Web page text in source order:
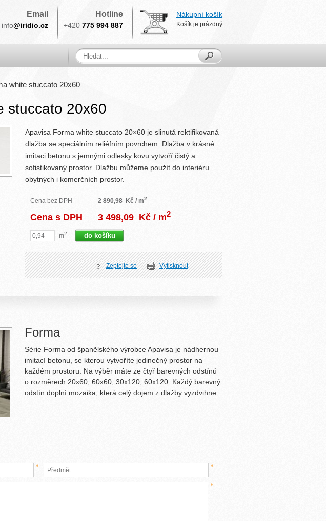
Email
info@iridio.cz
Hotline
+420 775 994 887
Nákupní košík
Košík je prázdný
white stuccato 20x60
stuccato 20x60
Apavisa Forma white stuccato 20×60 je slinutá rektifikovaná
dlažba se speciálním reliéfním povrchem. Dlažba v krásné
imitaci betonu s jemnými odlesky kovu vytvoří čistý a
sofistikovaný prostor. Dlažbu můžeme použít do interiéru
obytných i komerčních prostor.
Cena bez DPH 2 890,98 Kč / m2
Cena s DPH 3 498,09 Kč / m2
m2
Zeptejte se Vytisknout
Forma
Série Forma od španělského výrobce Apavisa je nádhernou
imitací betonu, se kterou vytvoříte jedinečný prostor na
každém prostoru. Na výběr máte ze čtyř barevných odstínů
o rozměrech 20x60, 60x60, 30x120, 60x120. Každý barevný
odstín doplní mozaika, která celý dojem z dlažby vyzdvihne.
* *
*